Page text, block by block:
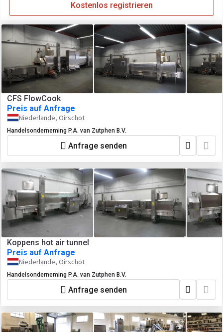
Kostenlos registrieren
CFS FlowCook
Preis auf Anfrage
Niederlande, Oirschot
Handelsonderneming P.A. van Zutphen B.V.
Anfrage senden
Koppens hot air tunnel
Preis auf Anfrage
Niederlande, Oirschot
Handelsonderneming P.A. van Zutphen B.V.
Anfrage senden